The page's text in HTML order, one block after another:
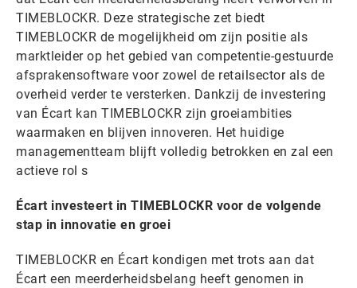
TIMEBLOCKR. Deze strategische zet biedt
TIMEBLOCKR de mogelijkheid om zijn positie als
marktleider op het gebied van competentie-gestuurde
afsprakensoftware voor zowel de retailsector als de
overheid verder te versterken. Dankzij de investering
van Écart kan TIMEBLOCKR zijn groeiambities
waarmaken en blijven innoveren. Het huidige
managementteam blijft volledig betrokken en zal een
actieve rol s
Écart investeert in TIMEBLOCKR voor de volgende
stap in innovatie en groei
TIMEBLOCKR en Écart kondigen met trots aan dat
Écart een meerderheidsbelang heeft genomen in